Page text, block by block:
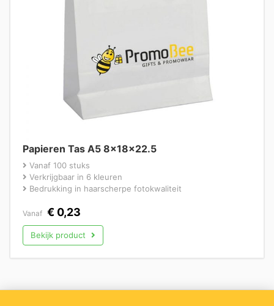
Papieren Tas A5 8x18x22.5
Vanaf 100 stuks
Verkrijgbaar in 6 kleuren
Bedrukking in haarscherpe fotokwaliteit
Vanaf € 0,23
Bekijk product